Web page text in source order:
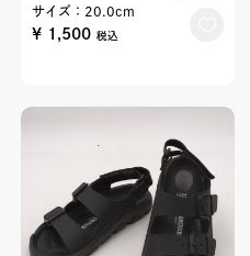
サイズ：20.0cm
¥ 1,500 税込